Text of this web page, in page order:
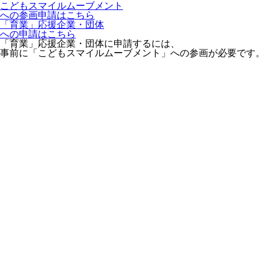
こどもスマイルムーブメント
への参画申請はこちら
「育業」応援企業・団体
への申請はこちら
「育業」応援企業・団体に申請するには、
事前に「こどもスマイルムーブメント」への参画が必要です。